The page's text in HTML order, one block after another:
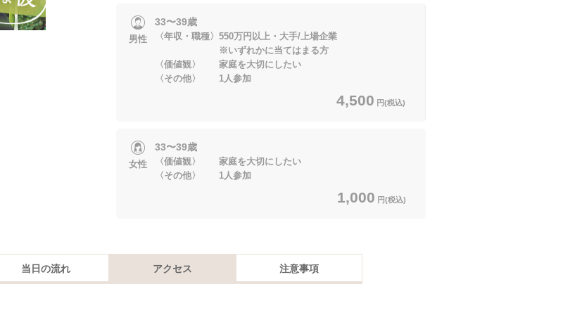
男性
33〜39歳
〈年収・職種〉550万円以上・大手/上場企業
※いずれかに当てはまる方
〈価値観〉 家庭を大切にしたい
〈その他〉 1人参加
4,500 円(税込)
女性
33〜39歳
〈価値観〉 家庭を大切にしたい
〈その他〉 1人参加
1,000 円(税込)
当日の流れ アクセス 注意事項